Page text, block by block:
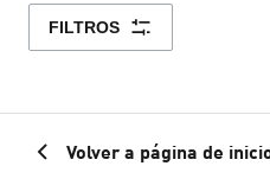
FILTROS
Volver a página de